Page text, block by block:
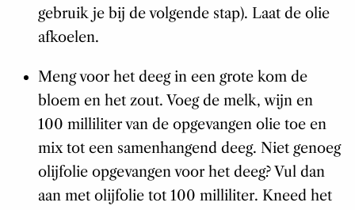
gebruik je bij de volgende stap). Laat de olie
afkoelen.
Meng voor het deeg in een grote kom de
bloem en het zout. Voeg de melk, wijn en
100 milliliter van de opgevangen olie toe en
mix tot een samenhangend deeg. Niet genoeg
olijfolie opgevangen voor het deeg? Vul dan
aan met olijfolie tot 100 milliliter. Kneed het